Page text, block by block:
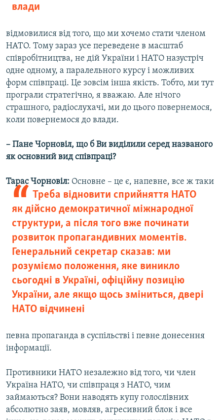
влади
відмовилися від того, що ми хочемо стати членом
НАТО. Тому зараз усе переведене в масштаб
співробітництва, не дій України і НАТО назустріч
одне одному, а паралельного курсу і можливих
форм співпраці. Це зовсім інша якість. Тобто, ми тут
програли стратегічно, я вважаю. Але нічого
страшного, радіослухачі, ми до цього повернемося,
коли повернемося до влади.
– Пане Чорновіл, що б Ви виділили серед названого
як основний вид співпраці?
Тарас Чорновіл:
Треба відновити сприйняття НАТО
як дійсно демократичної міжнародної
структури, а після того вже починати
розвиток пропагандивних моментів.
Генеральний секретар сказав: ми
розуміємо положення, яке виникло
сьогодні в Україні, офіційну позицію
України, але якщо щось зміниться, двері
НАТО відчинені
Основне – це є, напевне, все ж таки
певна пропаганда в суспільстві і певне донесення
інформації.
Противники НАТО незалежно від того, чи член
Україна НАТО, чи співпраця з НАТО, чим
займаються? Вони наводять купу голослівних
абсолютно заяв, мовляв, агресивний блок і все